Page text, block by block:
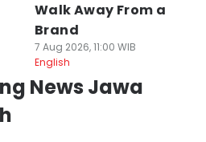
Walk Away From a
Brand
7 Aug 2026, 11:00 WIB
English
News Jawa